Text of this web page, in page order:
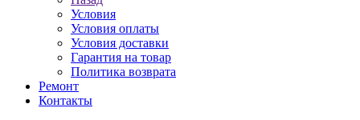
Условия
Условия оплаты
Условия доставки
Гарантия на товар
Политика возврата
Ремонт
Контакты